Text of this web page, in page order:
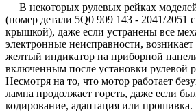
В некоторых рулевых рейках
(номер детали 5Q0 909 143 - 2041/2051
крышкой), даже если устранены все
электронные неисправности, возникает
желтый индикатор на приборной
включенным после установки рулевой
Несмотря на то, что мотор работает
лампа продолжает гореть, даже если
кодирование, адаптация или прошивка.